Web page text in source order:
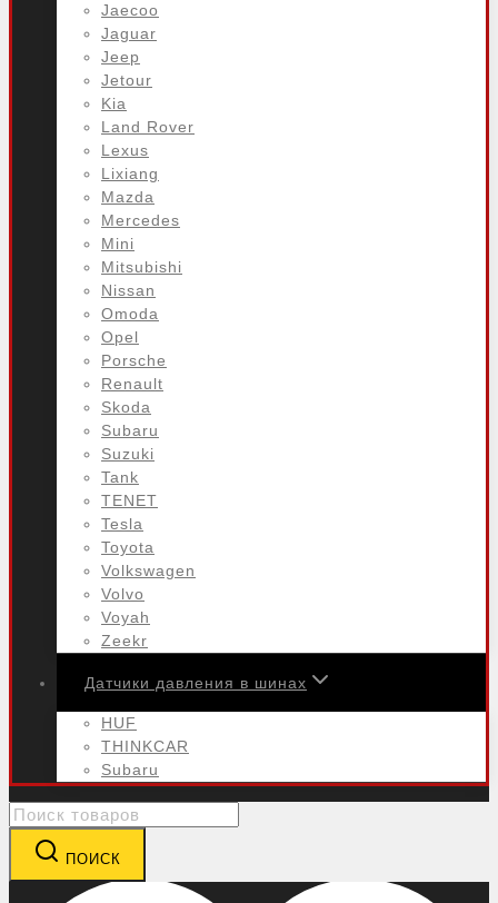
Jaecoo
Jaguar
Jeep
Jetour
Kia
Land Rover
Lexus
Lixiang
Mazda
Mercedes
Mini
Mitsubishi
Nissan
Omoda
Opel
Porsche
Renault
Skoda
Subaru
Suzuki
Tank
TENET
Tesla
Toyota
Volkswagen
Volvo
Voyah
Zeekr
Датчики давления в шинах
HUF
THINKCAR
Subaru
Search
for:
ПОИСК